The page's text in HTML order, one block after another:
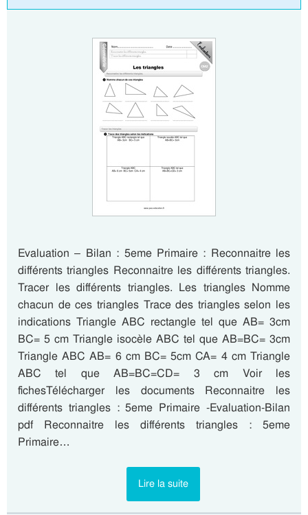
Evaluation – Bilan : 5eme Primaire : Reconnaitre les
différents triangles Reconnaitre les différents triangles.
Tracer les différents triangles. Les triangles Nomme
chacun de ces triangles Trace des triangles selon les
indications Triangle ABC rectangle tel que AB= 3cm
BC= 5 cm Triangle isocèle ABC tel que AB=BC= 3cm
Triangle ABC AB= 6 cm BC= 5cm CA= 4 cm Triangle
ABC tel que AB=BC=CD= 3 cm Voir les
fichesTélécharger les documents Reconnaitre les
différents triangles : 5eme Primaire -Evaluation-Bilan
pdf Reconnaitre les différents triangles : 5eme
Primaire…
Lire la suite